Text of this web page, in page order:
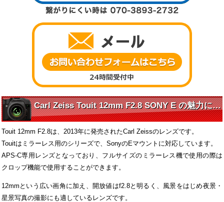
Carl Zeiss Touit 12mm F2.8 SONY E の魅力に迫る
Touit 12mm F2.8は、2013年に発売されたCarl Zeissのレンズです。
Touitはミラーレス用のシリーズで、SonyのEマウントに対応しています。
APS-C専用レンズとなっており、フルサイズのミラーレス機で使用の際は
クロップ機能で使用することができます。
12mmという広い画角に加え、開放値はf2.8と明るく、風景をはじめ夜景・
星景写真の撮影にも適しているレンズです。